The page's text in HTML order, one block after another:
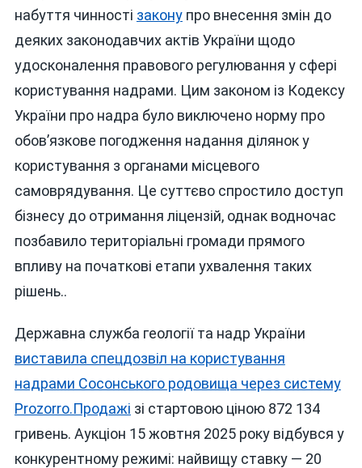
набуття чинності законупро внесення змін до
деяких законодавчих актів України щодо
удосконалення правового регулювання у сфері
користування надрами. Цим законом із Кодексу
України про надра було виключено норму про
обов’язкове погодження надання ділянок у
користування з органами місцевого
самоврядування. Це суттєво спростило доступ
бізнесу до отримання ліцензій, однак водночас
позбавило територіальні громади прямого
впливу на початкові етапи ухвалення таких
рішень..
Державна служба геології та надр України
виставила спецдозвіл на користування
надрами Сосонського родовища через систему
Prozorro.Продажі зі стартовою ціною 872 134
гривень. Аукціон 15 жовтня 2025 року відбувся у
конкурентному режимі: найвищу ставку — 20